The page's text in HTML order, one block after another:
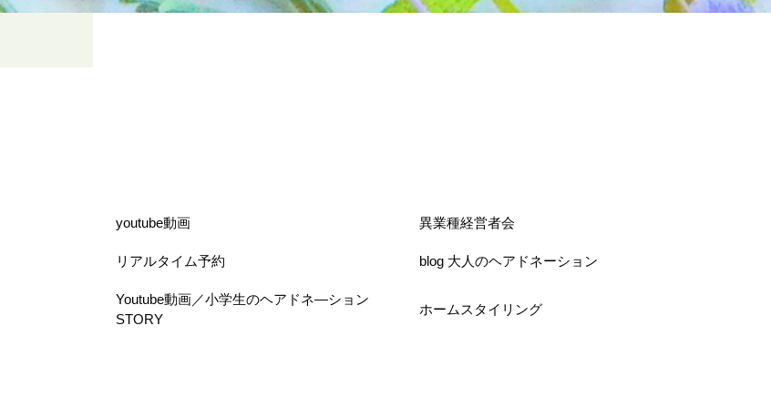
youtube動画 異業種経営者会
リアルタイム予約 blog 大人のヘアドネーション
Youtube動画／小学生のヘアドネ―ション
STORY
ホームスタイリング